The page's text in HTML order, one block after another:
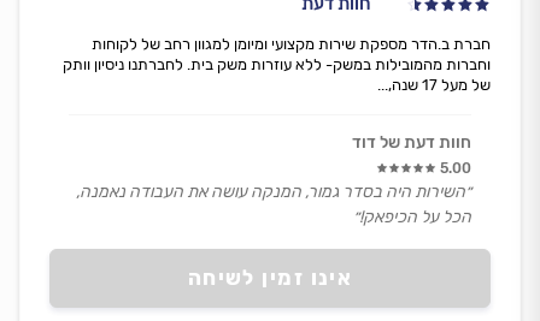
אינו זמין לשיחה
חברת ב.הדר מספקת שירות מקצועי ומיומן למגוון רחב של לקוחות
וחברות מהמובילות במשק- ללא עוזרות משק בית. לחברתנו ניסיון וותק
של מעל 17 שנה,...
חוות דעת של דוד
5.00
״השירות היה בסדר גמור, המנקה עושה את העבודה נאמנה,
הכל על הכיפאק!״